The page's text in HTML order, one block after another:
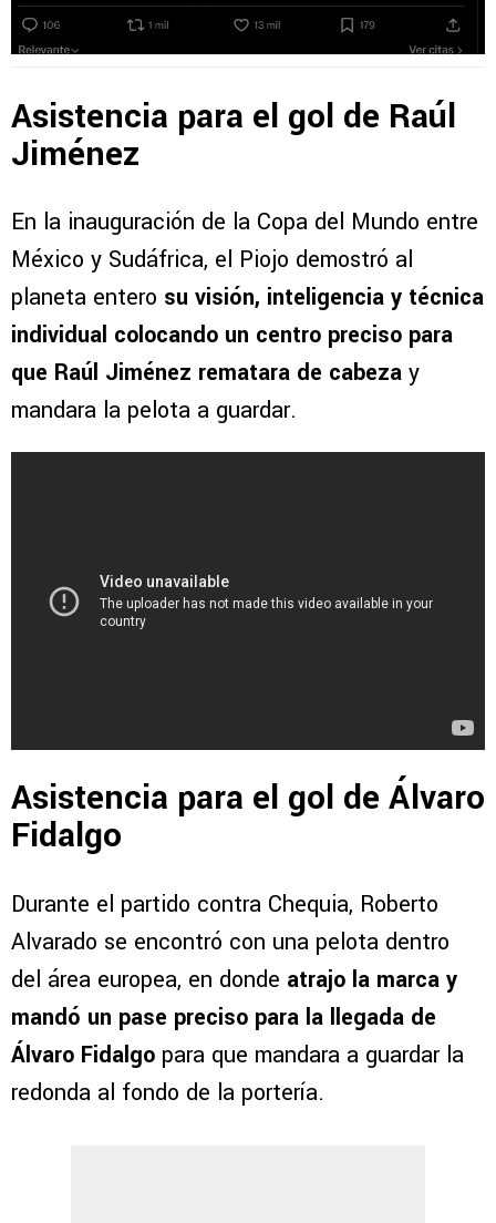
Asistencia para el gol de Raúl
Jiménez
En la inauguración de la Copa del Mundo entre
México y Sudáfrica, el Piojo demostró al
planeta entero su visión, inteligencia y técnica
individual colocando un centro preciso para
que Raúl Jiménez rematara de cabeza y
mandara la pelota a guardar.
Asistencia para el gol de Álvaro
Fidalgo
Durante el partido contra Chequia, Roberto
Alvarado se encontró con una pelota dentro
del área europea, en donde atrajo la marca y
mandó un pase preciso para la llegada de
Álvaro Fidalgo para que mandara a guardar la
redonda al fondo de la portería.